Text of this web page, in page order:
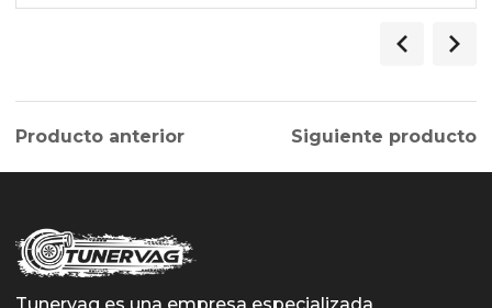
Producto anterior Siguiente producto